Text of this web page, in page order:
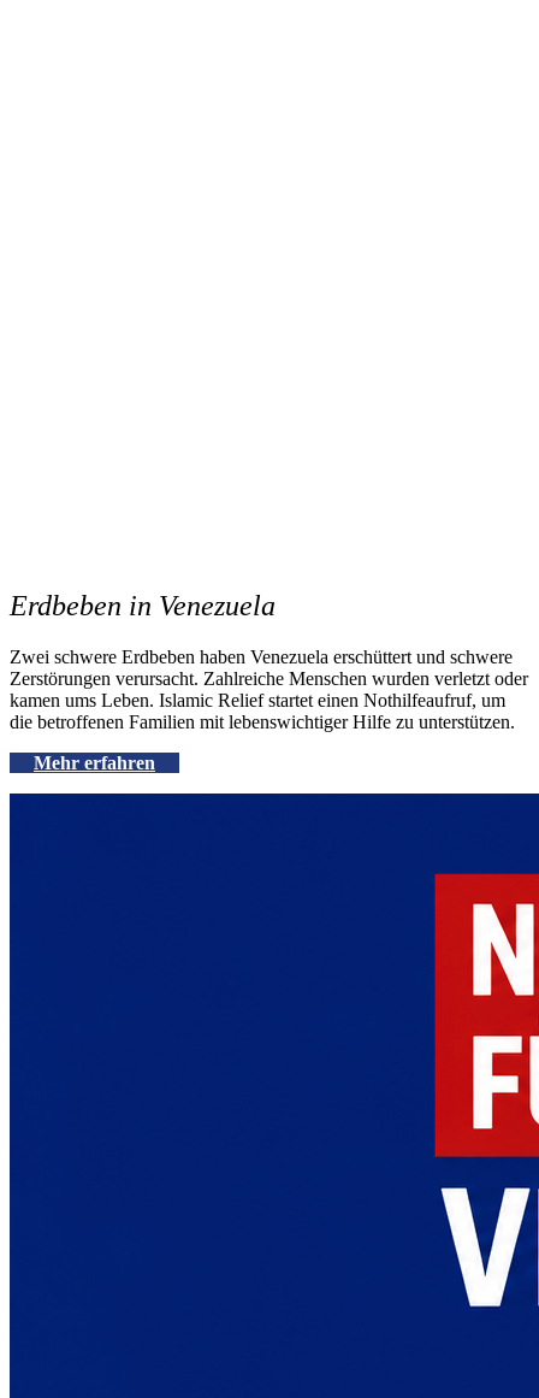
Erdbeben in Venezuela
Zwei schwere Erdbeben haben Venezuela erschüttert und schwere
Zerstörungen verursacht. Zahlreiche Menschen wurden verletzt oder
kamen ums Leben. Islamic Relief startet einen Nothilfeaufruf, um
die betroffenen Familien mit lebenswichtiger Hilfe zu unterstützen.
Mehr erfahren